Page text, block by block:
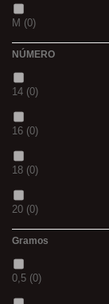
PANTHER
36(0)
P(0)
14(0)
42(0)
23(0)
38(0)
M (0)
20MM
3 M (0)
(0)
(0)
14MM
500
NÚMERO
14 (0)
16 (0)
18 (0)
20 (0)
(0)
Gramos
0,5 (0)